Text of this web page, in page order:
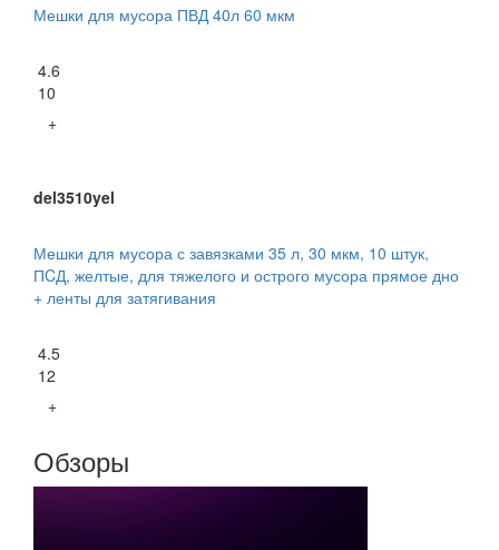
Мешки для мусора ПВД 40л 60 мкм
4.6
10
+
del3510yel
Мешки для мусора с завязками 35 л, 30 мкм, 10 штук,
ПCД, желтые, для тяжелого и острого мусора прямое дно
+ ленты для затягивания
4.5
12
+
Обзоры